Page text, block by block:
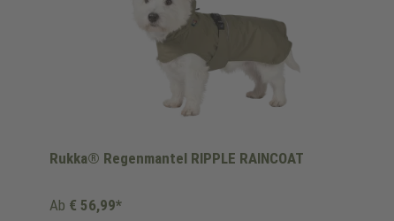
Rukka® Regenmantel RIPPLE RAINCOAT
Ab € 56,99*